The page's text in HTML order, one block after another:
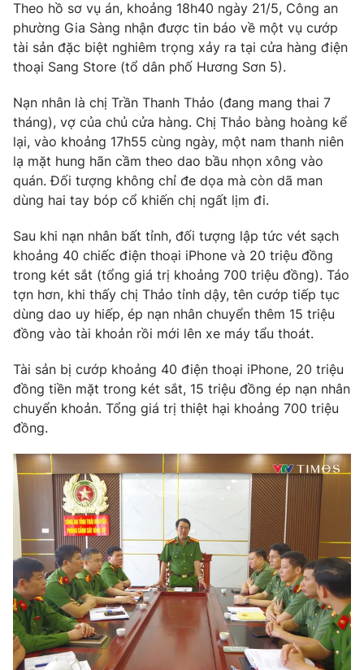
Video Shorts video
VTV Money VTV Thể thao
VTV Sức khoẻ Bất động sản
Thị trường 24h Tấm lòng Việt
VTV4 Vươn mình bằng AI
VTV9 VTV8
Liên hệ tòa soạn English
THỜI BÁO VTV
Theo dõi báo trên
Cơ quan chủ quản:Đài Truyền hình Việt Nam
Cơ quan báo chí:Thời báo VTV
Giấy phép hoạt động báo in và báo điện tử số 483/GP-BTTTT
cấp ngày 29/12/2023
Tổng Biên tập:Vũ Thanh Thủy
Phó Tổng Biên tập:Nguyễn Thị Mỹ Hạnh, Phạm Quốc Thắng,
Nguyễn Trọng Ninh
Tổng đài VTV:024.38 355 931 - 024.38 355 932
Ðiện thoại Thời báo VTV:
024.66 897 897
Theo hồ sơ vụ án, khoảng 18h40 ngày 21/5, Công an
phường Gia Sàng nhận được tin báo về một vụ cướp
tài sản đặc biệt nghiêm trọng xảy ra tại cửa hàng điện
thoại Sang Store (tổ dân phố Hương Sơn 5).
Nạn nhân là chị Trần Thanh Thảo (đang mang thai 7
tháng), vợ của chủ cửa hàng. Chị Thảo bàng hoàng kể
lại, vào khoảng 17h55 cùng ngày, một nam thanh niên
lạ mặt hung hãn cầm theo dao bầu nhọn xông vào
quán. Đối tượng không chỉ đe dọa mà còn dã man
dùng hai tay bóp cổ khiến chị ngất lịm đi.
Sau khi nạn nhân bất tỉnh, đối tượng lập tức vét sạch
khoảng 40 chiếc điện thoại iPhone và 20 triệu đồng
trong két sắt (tổng giá trị khoảng 700 triệu đồng). Táo
tợn hơn, khi thấy chị Thảo tỉnh dậy, tên cướp tiếp tục
dùng dao uy hiếp, ép nạn nhân chuyển thêm 15 triệu
đồng vào tài khoản rồi mới lên xe máy tẩu thoát.
Tài sản bị cướp khoảng 40 điện thoại iPhone, 20 triệu
đồng tiền mặt trong két sắt, 15 triệu đồng ép nạn nhân
chuyển khoản. Tổng giá trị thiệt hại khoảng 700 triệu
đồng.